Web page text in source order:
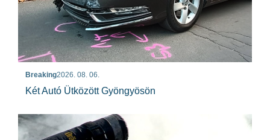
Breaking2026. 08. 06.
Két Autó Ütközött Gyöngyösön